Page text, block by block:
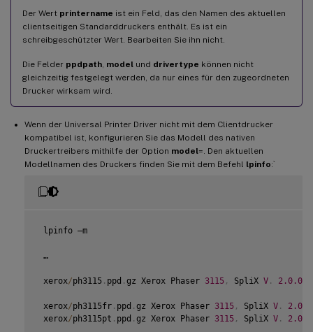
Der Wert printername ist ein Feld, das den Namen des aktuellen
clientseitigen Standarddruckers enthält. Es ist ein
schreibgeschützter Wert. Bearbeiten Sie ihn nicht.
Die Felder ppdpath model und drivertype können nicht
gleichzeitig festgelegt werden, da nur eines für den zugeordneten
Drucker wirksam wird.
Wenn der Universal Printer Driver nicht mit dem Clientdrucker
kompatibel ist, konfigurieren Sie das Modell des nativen
Druckertreibers mithilfe der Option model=. Den aktuellen
Modellnamen des Druckers finden Sie mit dem Befehl lpinfo:`
lpinfo –m
…
xerox/ph3115 . ppd . gz Xerox Phaser 3115 , SpliX V . 2.0 .0
xerox/ph3115fr . ppd . gz Xerox Phaser 3115 , SpliX V . 2.0
xerox/ph3115pt . ppd . gz Xerox Phaser 3115 , SpliX V . 2.0